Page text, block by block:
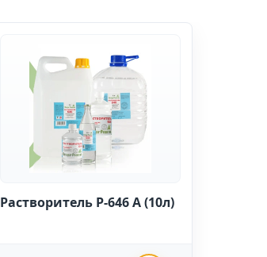
Растворитель Р-646 А (10л)